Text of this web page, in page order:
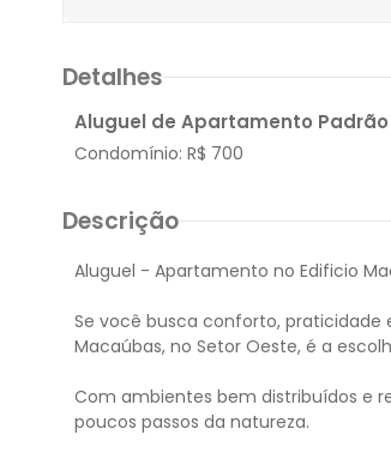
Detalhes
Aluguel de Apartamento Padrão
Condomínio: R$ 700
Descrição
Aluguel - Apartamento no Edificio
Se você busca conforto, praticidade
Macaúbas, no Setor Oeste, é a
Com ambientes bem distribuídos e
poucos passos da natureza.